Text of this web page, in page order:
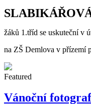
žáků 1.tříd se uskuteční v
na ZŠ Demlova v přízemí
Featured
Vánoční